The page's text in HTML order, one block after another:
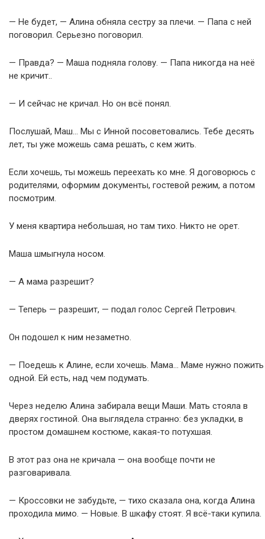
— Не будет, — Алина обняла сестру за плечи. — Папа с ней
поговорил. Серьезно поговорил.
— Правда? — Маша подняла голову. — Папа никогда на неё
не кричит..
— И сейчас не кричал. Но он всё понял.
Послушай, Маш… Мы с Инной посоветовались. Тебе десять
лет, ты уже можешь сама решать, с кем жить.
Если хочешь, ты можешь переехать ко мне. Я договорюсь с
родителями, оформим документы, гостевой режим, а потом
посмотрим.
У меня квартира небольшая, но там тихо. Никто не орет.
Маша шмыгнула носом.
— А мама разрешит?
— Теперь — разрешит, — подал голос Сергей Петрович.
Он подошел к ним незаметно.
— Поедешь к Алине, если хочешь. Мама… Маме нужно пожить
одной. Ей есть, над чем подумать.
Через неделю Алина забирала вещи Маши. Мать стояла в
дверях гостиной. Она выглядела странно: без укладки, в
простом домашнем костюме, какая-то потухшая.
В этот раз она не кричала — она вообще почти не
разговаривала.
— Кроссовки не забудьте, — тихо сказала она, когда Алина
проходила мимо. — Новые. В шкафу стоят. Я всё-таки купила.